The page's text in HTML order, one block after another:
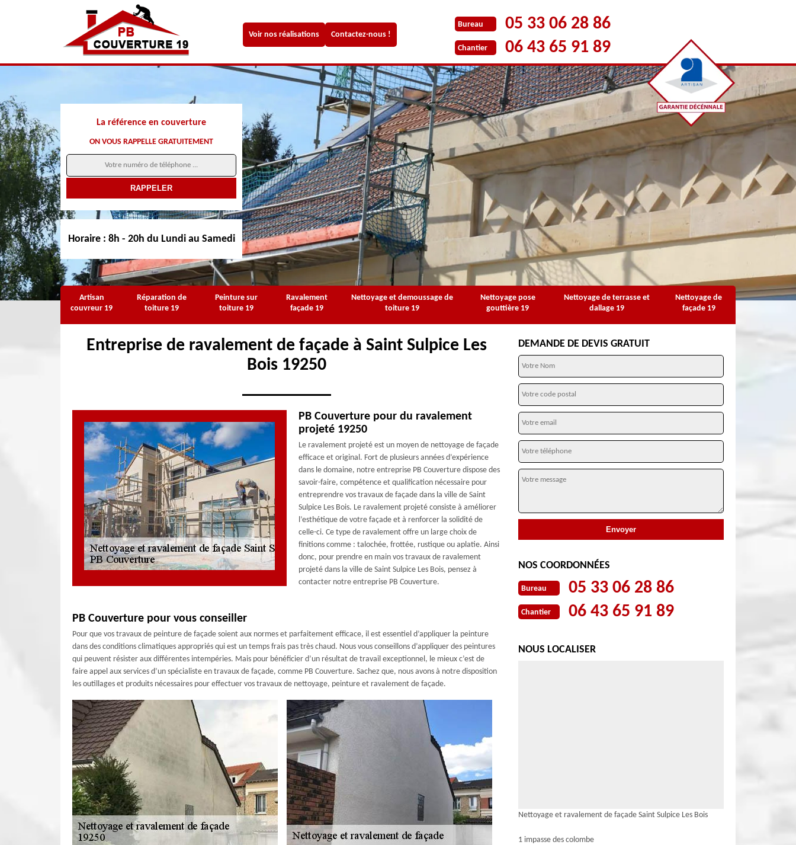
Voir nos réalisations Contactez-nous !
Bureau 05 33 06 28 86
Chantier 06 43 65 91 89
La référence en couverture
ON VOUS RAPPELLE GRATUITEMENT
Horaire : 8h - 20h du Lundi au Samedi
Artisan
couvreur 19
Réparation de
toiture 19
Peinture sur
toiture 19
Ravalement
façade 19
Nettoyage et demoussage de
toiture 19
Nettoyage pose
gouttière 19
Nettoyage de terrasse et
dallage 19
Nettoyage de
façade 19
Entreprise de ravalement de façade à Saint Sulpice Les
Bois 19250
PB Couverture pour du ravalement
projeté 19250
Le ravalement projeté est un moyen de nettoyage de façade
efficace et original. Fort de plusieurs années d’expérience
dans le domaine, notre entreprise PB Couverture dispose des
savoir-faire, compétence et qualification nécessaire pour
entreprendre vos travaux de façade dans la ville de Saint
Sulpice Les Bois. Le ravalement projeté consiste à améliorer
l’esthétique de votre façade et à renforcer la solidité de
celle-ci. Ce type de ravalement offre un large choix de
finitions comme : talochée, frottée, rustique ou aplatie. Ainsi
donc, pour prendre en main vos travaux de ravalement
projeté dans la ville de Saint Sulpice Les Bois, pensez à
contacter notre entreprise PB Couverture.
PB Couverture pour vous conseiller
Pour que vos travaux de peinture de façade soient aux normes et parfaitement efficace, il est essentiel d’appliquer la peinture
dans des conditions climatiques appropriés qui est un temps frais pas très chaud. Nous vous conseillons d’appliquer des peintures
qui peuvent résister aux différentes intempéries. Mais pour bénéficier d’un résultat de travail exceptionnel, le mieux c’est de
faire appel aux services d’un spécialiste en travaux de façade, comme PB Couverture. Sachez que, nous avons à notre disposition
les outillages et produits nécessaires pour effectuer vos travaux de nettoyage, peinture et ravalement de façade.
DEMANDE DE DEVIS GRATUIT
NOS COORDONNÉES
Bureau 05 33 06 28 86
Chantier 06 43 65 91 89
NOUS LOCALISER
Nettoyage et ravalement de façade Saint Sulpice Les Bois
1 impasse des colombe